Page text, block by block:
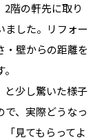
階の軒先に取り
ました。リフォー
・壁からの距離を
と少し驚いた様子
で、実際どうなっ
見てもらってよ